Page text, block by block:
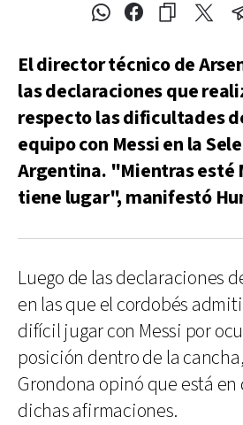
El director técnico de
las declaraciones que
respecto las dificultades
equipo con Messi en la
Argentina. "Mientras esté
tiene lugar", manifestó
Luego de las declaraciones
en las que el cordobés
difícil jugar con Messi por
posición dentro de la
Grondona opinó que está
dichas afirmaciones.